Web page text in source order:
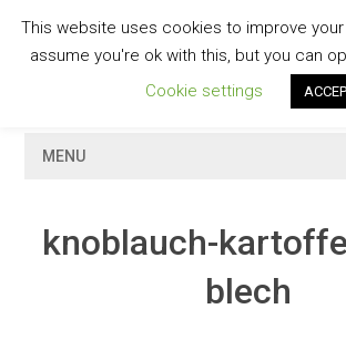
content
MENU
knoblauch-
blech
This website uses cookies to improve
assume you're ok with this, but you can
Cookie settings